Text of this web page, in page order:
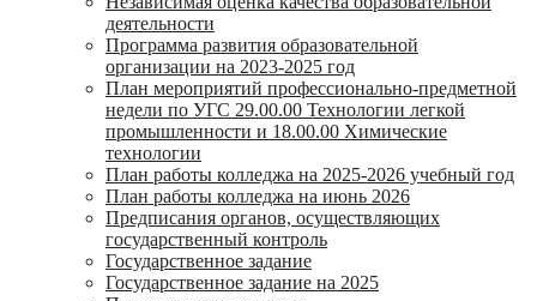
деятельности
Программа развития образовательной
организации на 2023-2025 год
План мероприятий профессионально-предметной
недели по УГС 29.00.00 Технологии легкой
промышленности и 18.00.00 Химические
технологии
План работы колледжа на 2025-2026 учебный год
План работы колледжа на июнь 2026
Предписания органов, осуществляющих
государственный контроль
Государственное задание
Государственное задание на 2025